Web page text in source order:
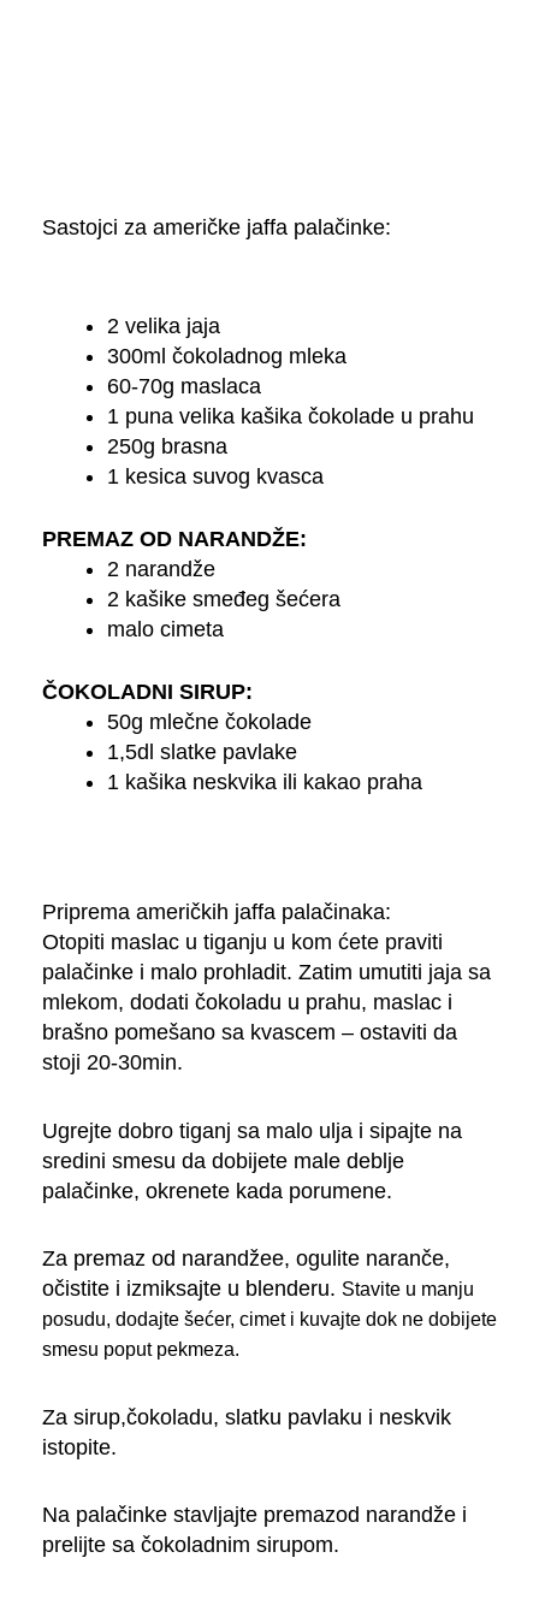
Sastojci za američke jaffa palačinke:
2 velika jaja
300ml čokoladnog mleka
60-70g maslaca
1 puna velika kašika čokolade u prahu
250g brasna
1 kesica suvog kvasca
PREMAZ OD NARANDŽE:
2 narandže
2 kašike smeđeg šećera
malo cimeta
ČOKOLADNI SIRUP:
50g mlečne čokolade
1,5dl slatke pavlake
1 kašika neskvika ili kakao praha
Priprema američkih jaffa palačinaka:
Otopiti maslac u tiganju u kom ćete praviti
palačinke i malo prohladit. Zatim umutiti jaja sa
mlekom, dodati čokoladu u prahu, maslac i
brašno pomešano sa kvascem – ostaviti da
stoji 20-30min.
Ugrejte dobro tiganj sa malo ulja i sipajte na
sredini smesu da dobijete male deblje
palačinke, okrenete kada porumene.
Za premaz od narandžee, ogulite naranče,
očistite i izmiksajte u blenderu. Stavite u manju
posudu, dodajte šećer, cimet i kuvajte dok ne dobijete
smesu poput pekmeza.
Za sirup,čokoladu, slatku pavlaku i neskvik
istopite.
Na palačinke stavljajte premazod narandže i
prelijte sa čokoladnim sirupom.